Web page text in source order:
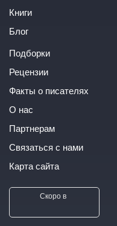
Книги
Блог
Подборки
Рецензии
Факты о писателях
О нас
Партнерам
Связаться с нами
Карта сайта
Скоро в